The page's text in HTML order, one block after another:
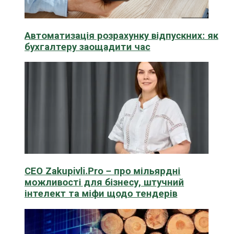
Автоматизація розрахунку відпускних: як
бухгалтеру заощадити час
CEO Zakupivli.Pro – про мільярдні
можливості для бізнесу, штучний
інтелект та міфи щодо тендерів